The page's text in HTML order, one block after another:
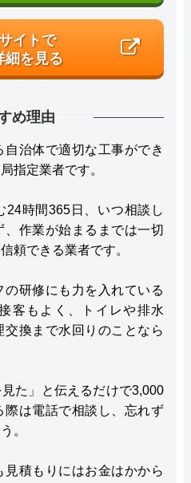
イトで
細を見る
め理由
治体で適切な工事ができ
指定業者です。
24時間365日、いつ相談し
作業が始まるまでは一切
頼できる業者です。
研修にも力を入れている
客もよく、トイレや排水
換まで水回りのことなら
た」と伝えるだけで3,000
際は電話で相談し、忘れず
。
積もりにはお金はかから